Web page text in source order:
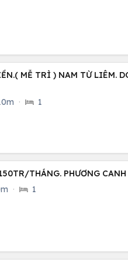
MỄ TRÌ ) NAM TỪ LIÊM.
· 1
THÁNG. PHƯƠNG CANH
· 1